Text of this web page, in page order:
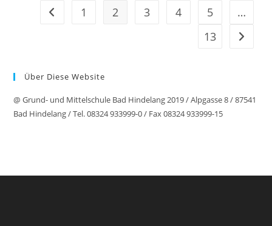
Gehe zur vorherigen Seite
1 2 3 4 5
…
13
Gehe
Über Diese Website
@ Grund- und Mittelschule Bad Hindelang 2019 / Alpgasse 8 / 87541
Bad Hindelang / Tel. 08324 933999-0 / Fax 08324 933999-15